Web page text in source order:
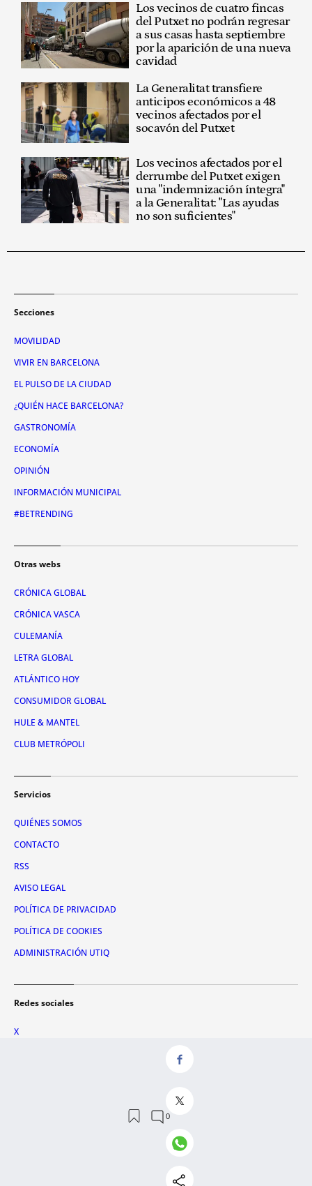
Los vecinos de cuatro fincas
del Putxet no podrán regresar
a sus casas hasta septiembre
por la aparición de una nueva
cavidad
La Generalitat transfiere
anticipos económicos a 48
vecinos afectados por el
socavón del Putxet
Los vecinos afectados por el
derrumbe del Putxet exigen
una "indemnización íntegra"
a la Generalitat: "Las ayudas
no son suficientes"
Secciones
MOVILIDAD
VIVIR EN BARCELONA
EL PULSO DE LA CIUDAD
¿QUIÉN HACE BARCELONA?
GASTRONOMÍA
ECONOMÍA
OPINIÓN
INFORMACIÓN MUNICIPAL
#BETRENDING
Otras webs
CRÓNICA GLOBAL
CRÓNICA VASCA
CULEMANÍA
LETRA GLOBAL
ATLÁNTICO HOY
CONSUMIDOR GLOBAL
HULE & MANTEL
CLUB METRÓPOLI
Servicios
QUIÉNES SOMOS
CONTACTO
RSS
AVISO LEGAL
POLÍTICA DE PRIVACIDAD
POLÍTICA DE COOKIES
ADMINISTRACIÓN UTIQ
Redes sociales
X